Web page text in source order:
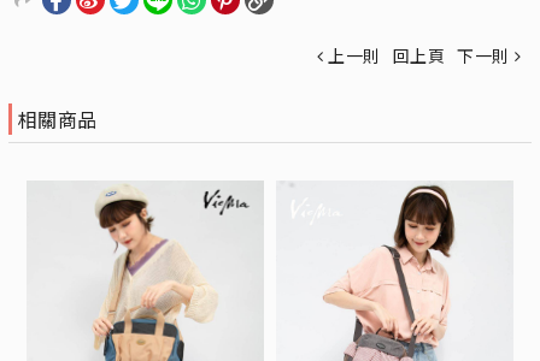
上一則 回上頁 下一則
相關商品